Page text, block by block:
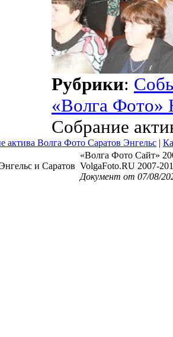
Рубрики:
«Волга Фото»
Собрание
актива Волга Фото Саратов Энгельс |
и Саратов
«Волга Фото Сайт»
VolgaFoto.RU 2007-
Документ от 07/08/